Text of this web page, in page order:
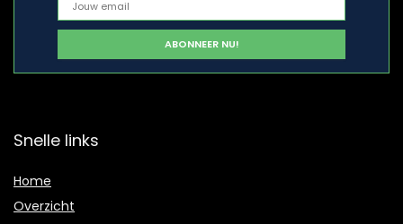
Snelle links
Home
Overzicht